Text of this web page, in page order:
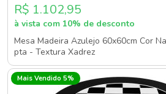
R$ 1.102,95
à vista com 10% de desconto
Mesa Madeira Azulejo 60x60cm Cor
pta - Textura Xadrez
Mais Vendido 5%